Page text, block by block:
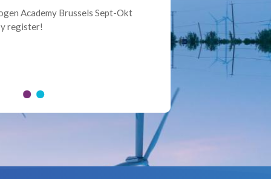
Academy Brussels Sept-Okt
register!
Hydrogen Expertise -
Collaboration